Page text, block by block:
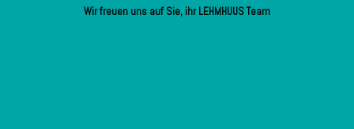
Wir freuen uns auf Sie, ihr LEHMHUUS Team